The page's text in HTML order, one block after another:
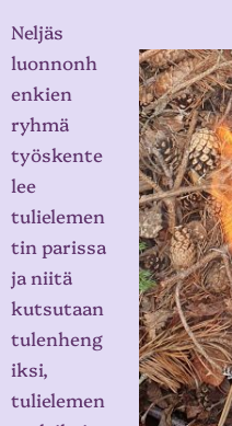
Neljäs
luonnonh
enkien
ryhmä
työskente
lee
tulielemen
tin parissa
ja niitä
kutsutaan
tulenheng
iksi,
tulielemen